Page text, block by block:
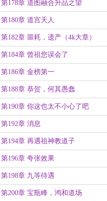
章）
第178章 道图融合升品之望
第180章 道宫天人
第182章 噩耗，遗产（4k大章）
第184章 曾祖您误会了
第186章 金榜第一
第188章 恭贺，何其愚蠢
第190章 你这也太不小心了吧
第192章 消息
第194章 再遇祖神教道子
第196章 夸张效果
第198章 九等待遇
第200章 宝瓶峰，鸿和道场